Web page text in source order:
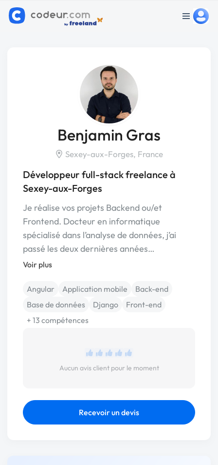
Benjamin Gras
Sexey-aux-Forges, France
Développeur full-stack freelance à
Sexey-aux-Forges
Je réalise vos projets Backend ou/et
Frontend. Docteur en informatique
spécialisé dans l’analyse de données, j’ai
passé les deux dernières années…
Voir plus
Angular Application mobile
Back-end
Base de données
Django
Front-end
+ 13 compétences
Aucun avis client pour le moment
Recevoir un devis